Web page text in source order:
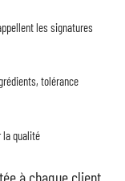
les signatures
tolérance
la qualité
à chaque client